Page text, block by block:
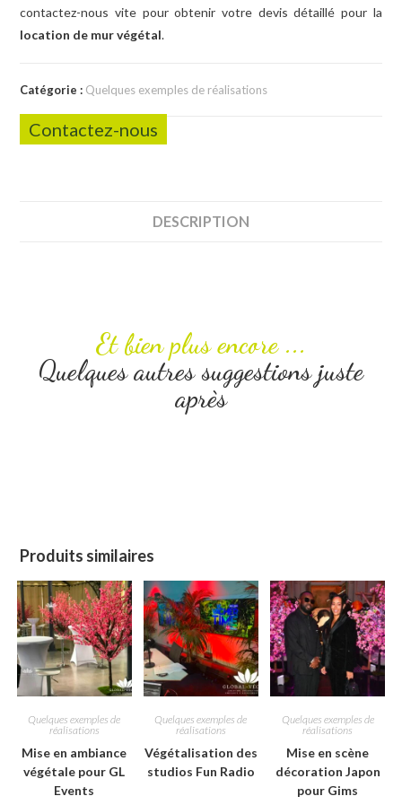
contactez-nous vite pour obtenir votre devis détaillé pour la
location de mur végétal.
Catégorie : Quelques exemples de réalisations
Contactez-nous
DESCRIPTION
Et bien plus encore ...
Quelques autres suggestions juste
après
Produits similaires
Quelques exemples de
réalisations
Mise en ambiance
végétale pour GL
Events
Quelques exemples de
réalisations
Végétalisation des
studios Fun Radio
Quelques exemples de
réalisations
Mise en scène
décoration Japon
pour Gims